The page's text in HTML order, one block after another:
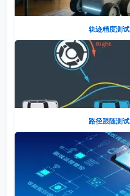
轨迹精度测试
路径跟随测试